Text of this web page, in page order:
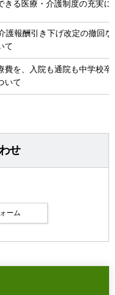
きる医療・介護制度の充実に
護報酬引き下げ改定の撤回
て
費を、入院も通院も中学校卒
いて
せ